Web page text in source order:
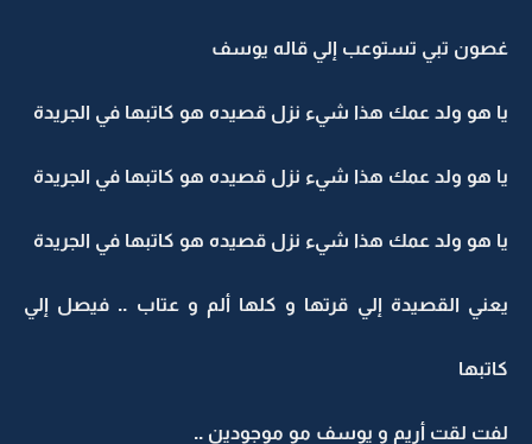
غصون تبي تستوعب إلي قاله يوسف
يا هو ولد عمك هذا شيء نزل قصيده هو كاتبها في الجريدة
يا هو ولد عمك هذا شيء نزل قصيده هو كاتبها في الجريدة
يا هو ولد عمك هذا شيء نزل قصيده هو كاتبها في الجريدة
يعني القصيدة إلي قرتها و كلها ألم و عتاب .. فيصل إلي
كاتبها
لفت لقت أريم و يوسف مو موجودين ..